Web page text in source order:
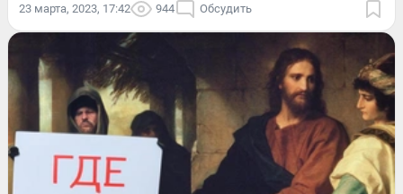
23 марта, 2023, 17:42 944 Обсудить